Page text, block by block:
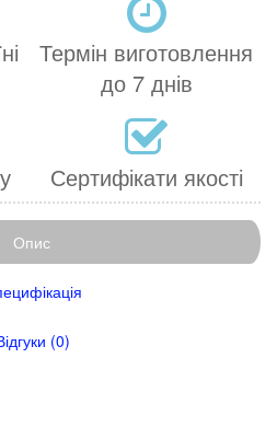
Термін виготовлення
до 7 днів
Сертифікати якості
Опис
(0)